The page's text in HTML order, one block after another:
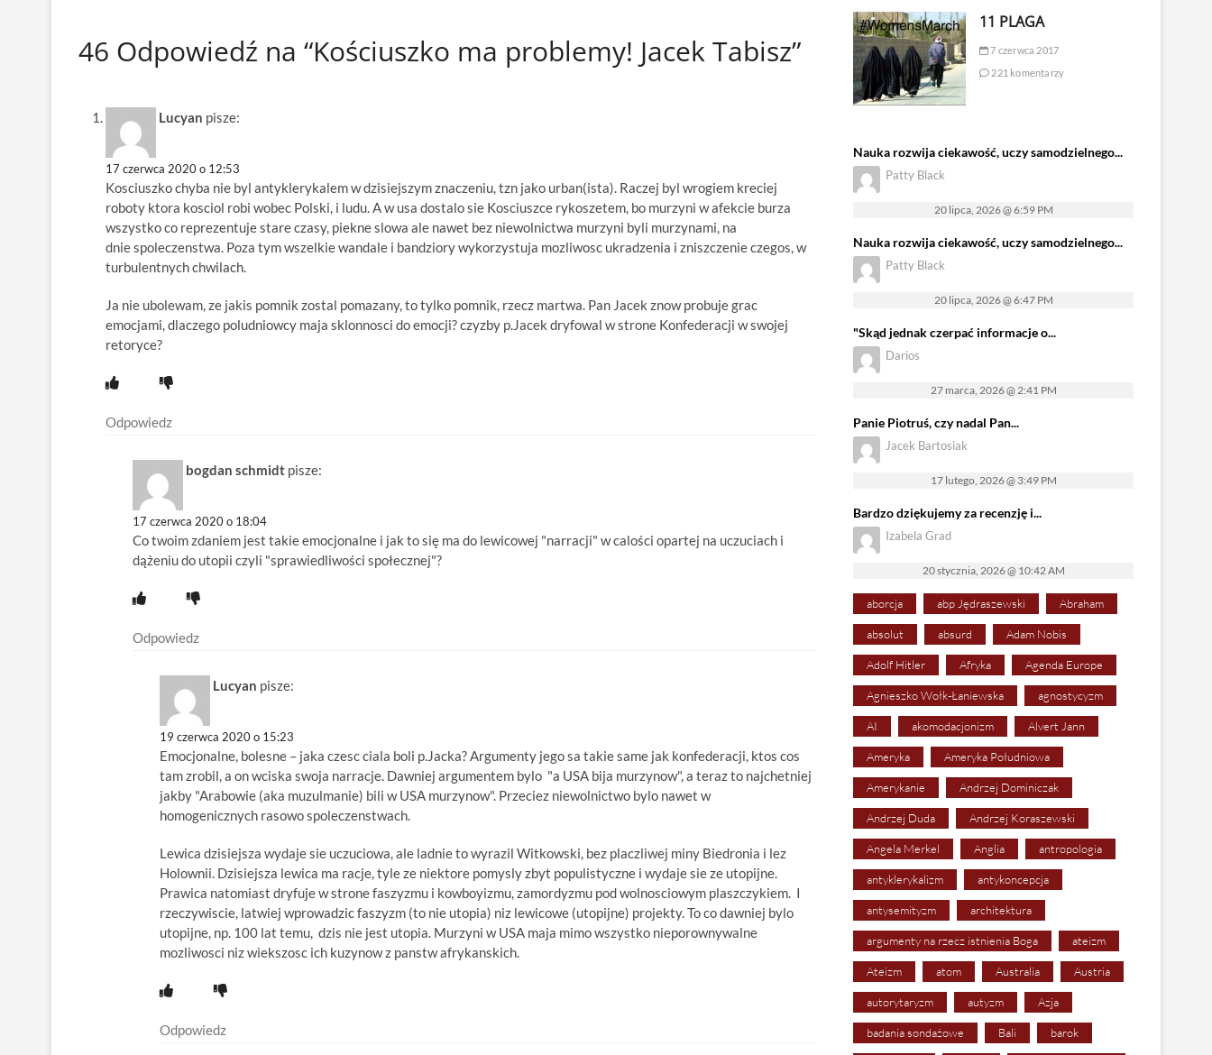
46 Odpowiedź na “Kościuszko ma problemy! Jacek Tabisz”
Lucyan pisze:
17 czerwca 2020 o 12:53
Kosciuszko chyba nie byl antyklerykalem w dzisiejszym znaczeniu, tzn jako urban(ista). Raczej byl wrogiem kreciej
roboty ktora kosciol robi wobec Polski, i ludu. A w usa dostalo sie Kosciuszce rykoszetem, bo murzyni w afekcie burza
wszystko co reprezentuje stare czasy, piekne slowa ale nawet bez niewolnictwa murzyni byli murzynami, na
dnie spoleczenstwa. Poza tym wszelkie wandale i bandziory wykorzystuja mozliwosc ukradzenia i zniszczenie czegos, w
turbulentnych chwilach.
Ja nie ubolewam, ze jakis pomnik zostal pomazany, to tylko pomnik, rzecz martwa. Pan Jacek znow probuje grac
emocjami, dlaczego poludniowcy maja sklonnosci do emocji? czyzby p.Jacek dryfowal w strone Konfederacji w swojej
retoryce?
Odpowiedz
bogdan schmidt pisze:
17 czerwca 2020 o 18:04
Co twoim zdaniem jest takie emocjonalne i jak to się ma do lewicowej "narracji" w calości opartej na uczuciach i
dążeniu do utopii czyli "sprawiedliwości społecznej"?
Odpowiedz
Lucyan pisze:
19 czerwca 2020 o 15:23
Emocjonalne, bolesne – jaka czesc ciala boli p.Jacka? Argumenty jego sa takie same jak konfederacji, ktos cos
tam zrobil, a on wciska swoja narracje. Dawniej argumentem bylo "a USA bija murzynow", a teraz to najchetniej
jakby "Arabowie (aka muzulmanie) bili w USA murzynow". Przeciez niewolnictwo bylo nawet w
homogenicznych rasowo spoleczenstwach.
Lewica dzisiejsza wydaje sie uczuciowa, ale ladnie to wyrazil Witkowski, bez placzliwej miny Biedronia i lez
Holownii. Dzisiejsza lewica ma racje, tyle ze niektore pomysly zbyt populistyczne i wydaje sie ze utopijne.
Prawica natomiast dryfuje w strone faszyzmu i kowboyizmu, zamordyzmu pod wolnosciowym plaszczykiem. I
rzeczywiscie, latwiej wprowadzic faszyzm (to nie utopia) niz lewicowe (utopijne) projekty. To co dawniej bylo
utopijne, np. 100 lat temu, dzis nie jest utopia. Murzyni w USA maja mimo wszystko nieporownywalne
mozliwosci niz wiekszosc ich kuzynow z panstw afrykanskich.
Odpowiedz
11 PLAGA
7 czerwca 2017
221 komentarzy
Nauka rozwija ciekawość, uczy samodzielnego...
Patty Black
20 lipca, 2026 @ 6:59 PM
Nauka rozwija ciekawość, uczy samodzielnego...
Patty Black
20 lipca, 2026 @ 6:47 PM
"Skąd jednak czerpać informacje o...
Darios
27 marca, 2026 @ 2:41 PM
Panie Piotruś, czy nadal Pan...
Jacek Bartosiak
17 lutego, 2026 @ 3:49 PM
Bardzo dziękujemy za recenzję i...
Izabela Grad
20 stycznia, 2026 @ 10:42 AM
aborcja abp Jędraszewski Abraham
absolut absurd Adam Nobis
Adolf Hitler Afryka Agenda Europe
Agnieszko Wołk-Łaniewska agnostycyzm
AI akomodacjonizm Alvert Jann
Ameryka Ameryka Południowa
Amerykanie Andrzej Dominiczak
Andrzej Duda Andrzej Koraszewski
Angela Merkel Anglia antropologia
antyklerykalizm antykoncepcja
antysemityzm architektura
argumenty na rzecz istnienia Boga ateizm
Ateizm atom Australia Austria
autorytaryzm autyzm Azja
badania sondażowe Bali barok